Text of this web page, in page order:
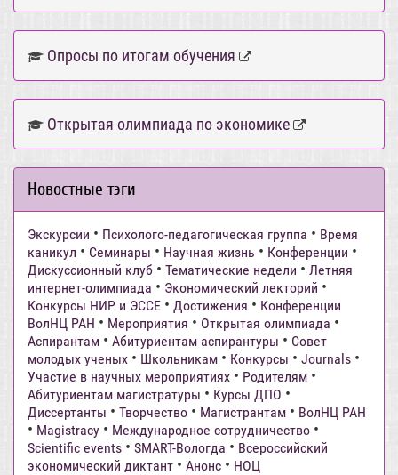
Опросы по итогам обучения
Открытая олимпиада по экономике
Новостные тэги
Экскурсии • Психолого-педагогическая группа • Время
каникул • Семинары • Научная жизнь • Конференции •
Дискуссионный клуб • Тематические недели • Летняя
интернет-олимпиада • Экономический лекторий •
Конкурсы НИР и ЭССЕ • Достижения • Конференции
ВолНЦ РАН • Мероприятия • Открытая олимпиада •
Аспирантам • Абитуриентам аспирантуры • Совет
молодых ученых • Школьникам • Конкурсы • Journals •
Участие в научных мероприятиях • Родителям •
Абитуриентам магистратуры • Курсы ДПО •
Диссертанты • Творчество • Магистрантам • ВолНЦ РАН
• Magistracy • Международное сотрудничество •
Scientific events • SMART-Вологда • Всероссийский
экономический диктант • Анонс • НОЦ